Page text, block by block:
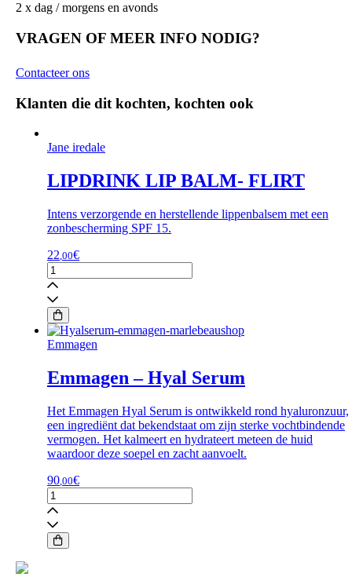
2 x dag / morgens en avonds
VRAGEN OF MEER INFO NODIG?
Contacteer ons
Klanten die dit kochten, kochten ook
Jane iredale
LIPDRINK LIP BALM- FLIRT
Intens verzorgende en herstellende lippenbalsem met een
zonbescherming SPF 15.
22,00€
LIPDRINK
LIP
BALM-
FLIRT
aantal
Emmagen
Emmagen – Hyal Serum
Het Emmagen Hyal Serum is ontwikkeld rond hyaluronzuur,
een ingrediënt dat bekendstaat om zijn sterke vochtbindende
vermogen. Het kalmeert en hydrateert meteen de huid
waardoor deze soepel en zacht aanvoelt.
90 ,00€
Emmagen
-
Hyal
Serum
aantal